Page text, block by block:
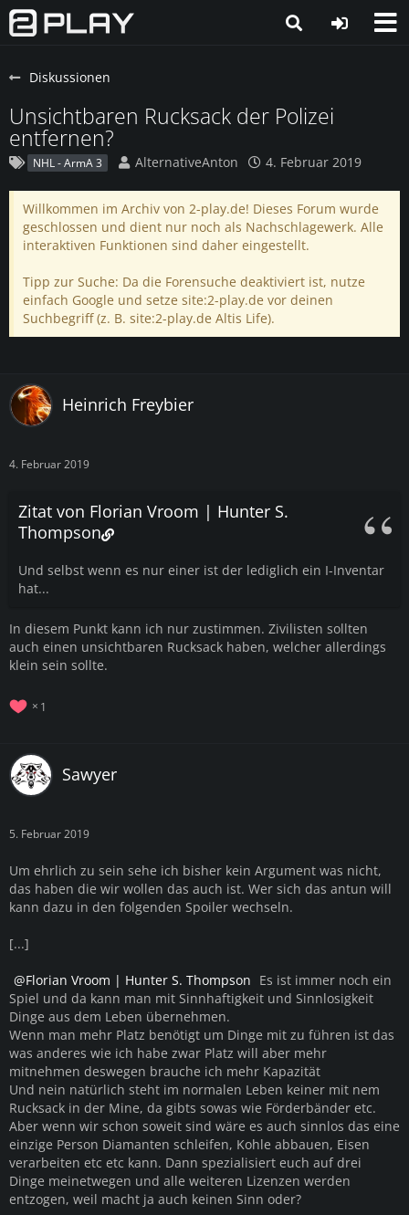
Diskussionen
Unsichtbaren Rucksack der Polizei
entfernen?
NHL - ArmA 3 AlternativeAnton 4. Februar 2019
Willkommen im Archiv von 2-play.de! Dieses Forum wurde
geschlossen und dient nur noch als Nachschlagewerk. Alle
interaktiven Funktionen sind daher eingestellt.
Tipp zur Suche: Da die Forensuche deaktiviert ist, nutze
einfach Google und setze site:2-play.de vor deinen
Suchbegriff (z. B. site:2-play.de Altis Life).
Heinrich Freybier
4. Februar 2019
Zitat von Florian Vroom | Hunter S.
Thompson
Und selbst wenn es nur einer ist der lediglich ein I-Inventar
hat...
In diesem Punkt kann ich nur zustimmen. Zivilisten sollten
auch einen unsichtbaren Rucksack haben, welcher allerdings
klein sein sollte.
1
Sawyer
5. Februar 2019
Um ehrlich zu sein sehe ich bisher kein Argument was nicht,
das haben die wir wollen das auch ist. Wer sich das antun will
kann dazu in den folgenden Spoiler wechseln.
[...]
Florian Vroom | Hunter S. Thompson Es ist immer noch ein
Spiel und da kann man mit Sinnhaftigkeit und Sinnlosigkeit
Dinge aus dem Leben übernehmen.
Wenn man mehr Platz benötigt um Dinge mit zu führen ist das
was anderes wie ich habe zwar Platz will aber mehr
mitnehmen deswegen brauche ich mehr Kapazität
Und nein natürlich steht im normalen Leben keiner mit nem
Rucksack in der Mine, da gibts sowas wie Förderbänder etc.
Aber wenn wir schon soweit sind wäre es auch sinnlos das eine
einzige Person Diamanten schleifen, Kohle abbauen, Eisen
verarbeiten etc etc kann. Dann spezialisiert euch auf drei
Dinge meinetwegen und alle weiteren Lizenzen werden
entzogen, weil macht ja auch keinen Sinn oder?